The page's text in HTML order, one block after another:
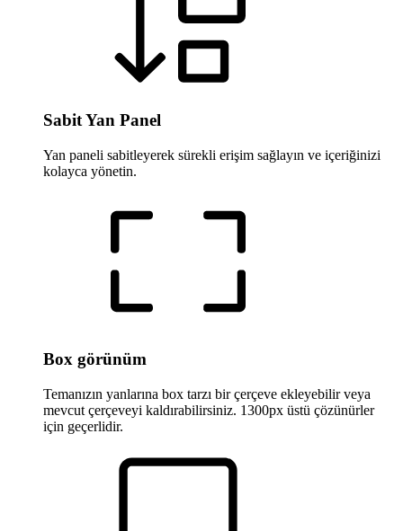
Sabit Yan Panel
Yan paneli sabitleyerek sürekli erişim sağlayın ve içeriğinizi
kolayca yönetin.
Box görünüm
Temanızın yanlarına box tarzı bir çerçeve ekleyebilir veya
mevcut çerçeveyi kaldırabilirsiniz. 1300px üstü çözünürler
için geçerlidir.